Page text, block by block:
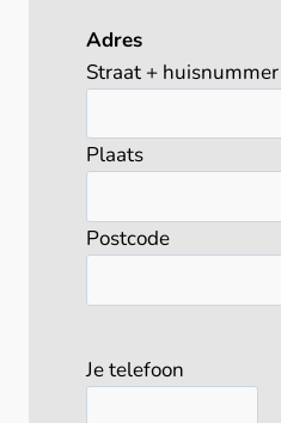
Adres
Straat + huisnummer
Plaats
Postcode
Je telefoon